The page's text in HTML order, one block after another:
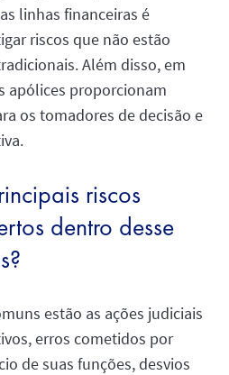
linhas financeiras é
riscos que não estão
Além disso, em
apólices proporcionam
os tomadores de decisão e
riscos
dentro desse
estão as ações judiciais
erros cometidos por
de suas funções, desvios